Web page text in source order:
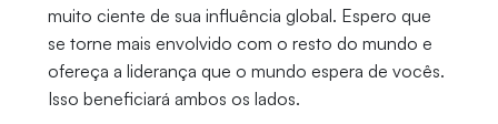
muito ciente de sua influência global. Espero que
se torne mais envolvido com o resto do mundo e
ofereça a liderança que o mundo espera de vocês.
Isso beneficiará ambos os lados.